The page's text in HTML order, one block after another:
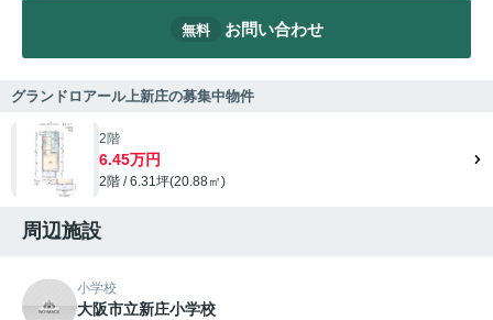
無料 お問い合わせ
グランドロアール上新庄の募集中物件
2階
6.45万円
2階 / 6.31坪(20.88㎡)
周辺施設
小学校
大阪市立新庄小学校